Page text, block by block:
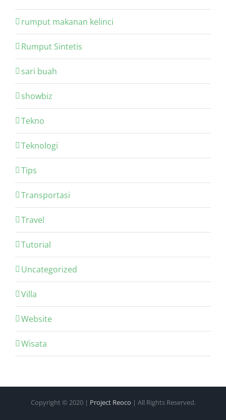
rumput makanan kelinci
Rumput Sintetis
sari buah
showbiz
Tekno
Teknologi
Tips
Transportasi
Travel
Tutorial
Uncategorized
Villa
Website
Wisata
Copyright © 2020 | Project Reoco | All Rights Reserved.